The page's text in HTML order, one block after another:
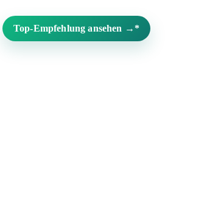
Top-Empfehlung ansehen →*